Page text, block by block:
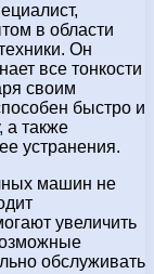
в области
Он
все тонкости
своим
быстро и
а также
устранения.
машин не
увеличить
обслуживать